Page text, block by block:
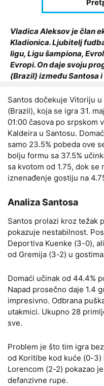
Vladica Aleksov je član
Kladionica. Ljubitelj
ligu, Ligu šampiona,
Evropi. On daje svoju
(Brazil) između Santosa
Santos dočekuje Vitoriju
(Brazil), koja se igra 31.
01:00 časova po srpskom
Kaldeira u Santosu.
samo 23.5% pobeda ove
bolju formu sa 37.5%
sa kvotom od 1.75, dok se
iznenađenje gostiju na
Analiza Santosa
Santos prolazi kroz težak
pokazuje nestabilnost.
Deportiva Kuenke (3-0),
od Gremija (3-2) u
Domaći učinak od 44.4%
Napad prosečno daje 1.4
impresivno. Odbrana
utakmici. Ukupno 28
sve.
Problem je što tim igra
od Koritibe kod kuće (0-3)
Lorencom (2-2) pokazao
defanzivne rupe.